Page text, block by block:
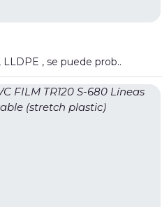
, se puede prob..